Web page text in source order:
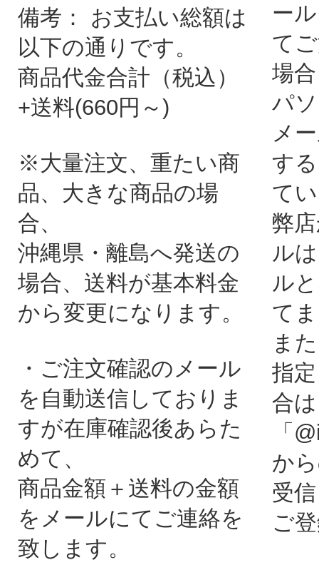
備考： お支払い総額は
以下の通りです。
商品代金合計（税込）
+送料(660円～)
※大量注文、重たい商
品、大きな商品の場
合、
沖縄県・離島へ発送の
場合、送料が基本料金
から変更になります。
・ご注文確認のメール
を自動送信しておりま
すが在庫確認後あらた
めて、
商品金額＋送料の金額
をメールにてご連絡を
致します。
ー
て
場合
パ
メ
す
て
弊
ル
ル
て
ま
指
合
「
か
受
ご